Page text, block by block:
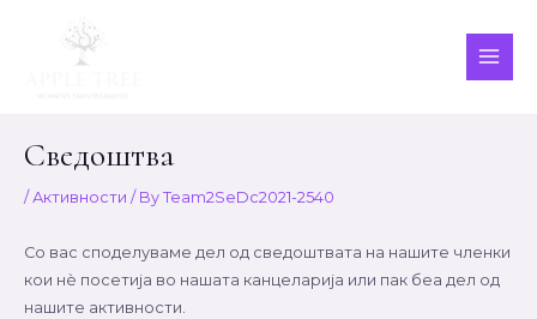
Сведоштва
/Активности / By Team2SeDc2021-2540
Со вас споделуваме дел од сведоштвата на нашите членки
кои нѐ посетија во нашата канцеларија или пак беа дел од
нашите активности.